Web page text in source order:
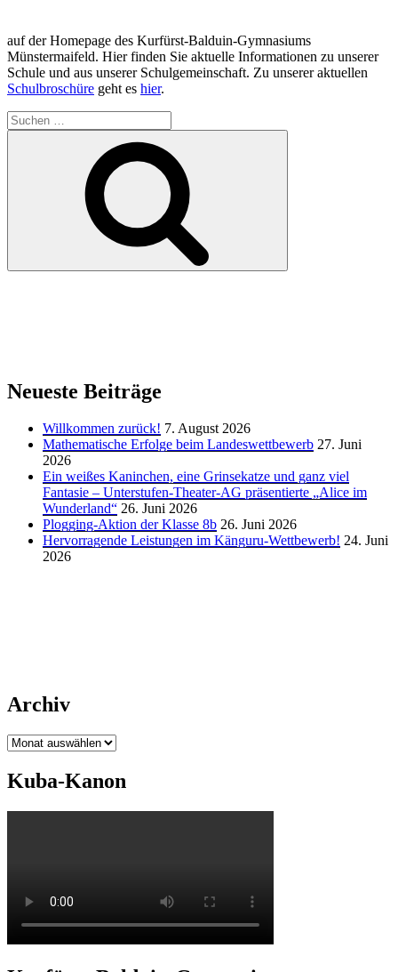
auf der Homepage des Kurfürst-Balduin-Gymnasiums
Münstermaifeld. Hier finden Sie aktuelle Informationen zu unserer
Schule und aus unserer Schulgemeinschaft. Zu unserer aktuellen
Schulbroschüre geht es hier.
Suchen
nach:
Neueste Beiträge
Willkommen zurück! 7. August 2026
Mathematische Erfolge beim Landeswettbewerb 27. Juni
2026
Ein weißes Kaninchen, eine Grinsekatze und ganz viel
Fantasie – Unterstufen-Theater-AG präsentierte „Alice im
Wunderland“ 26. Juni 2026
Plogging-Aktion der Klasse 8b 26. Juni 2026
Hervorragende Leistungen im Känguru-Wettbewerb! 24. Juni
2026
Archiv
Archiv
Kuba-Kanon